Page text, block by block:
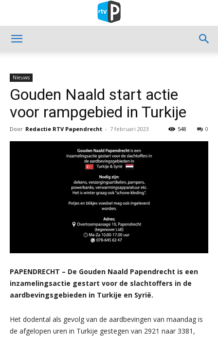
Nieuws
Gouden Naald start actie
voor rampgebied in Turkije
Door Redactie RTV Papendrecht - 7 februari 2023 0
548
PAPENDRECHT – De Gouden Naald Papendrecht is een
inzamelingsactie gestart voor de slachtoffers in de
aardbevingsgebieden in Turkije en Syrië.
Het dodental als gevolg van de aardbevingen van maandag is
de afgelopen uren in Turkije gestegen van 2921 naar 3381,